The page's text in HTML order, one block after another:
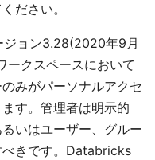
ださい。
ョン3.28(2020年9月
ークスペースにおいて
みがパーソナルアクセ
す。管理者は明示的
いはユーザー、グルー
べきです。Databricks